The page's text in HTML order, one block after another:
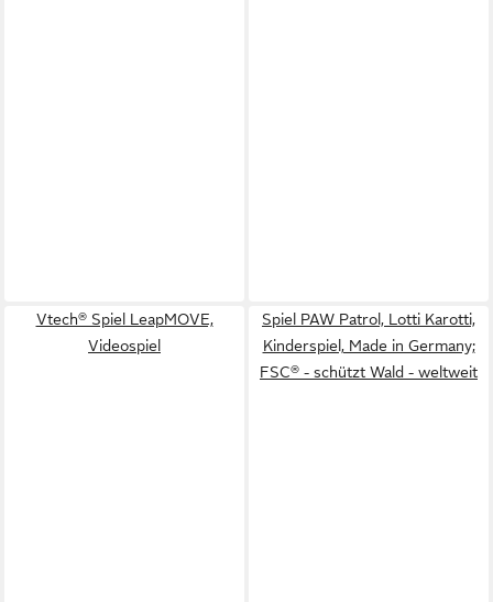
Vtech® Spiel LeapMOVE,
Videospiel
Spiel PAW Patrol, Lotti Karotti,
Kinderspiel, Made in Germany;
FSC® - schützt Wald - weltweit